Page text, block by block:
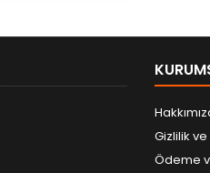
Gizlilik
Ödeme